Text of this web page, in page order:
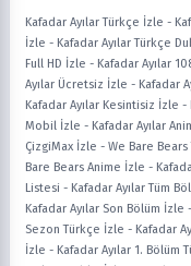
Kafadar Ayılar Türkçe İzle -
İzle - Kafadar Ayılar Türkçe
Full HD İzle - Kafadar Ayılar
Ayılar Ücretsiz İzle - Kafadar
Kafadar Ayılar Kesintisiz İzle -
Mobil İzle - Kafadar Ayılar
ÇizgiMax İzle - We Bare
Bare Bears Anime İzle -
Listesi - Kafadar Ayılar Tüm
Kafadar Ayılar Son Bölüm İzle -
Sezon Türkçe İzle - Kafadar
İzle - Kafadar Ayılar 1. Bölüm